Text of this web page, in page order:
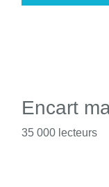
Encart
35 000 lecteurs